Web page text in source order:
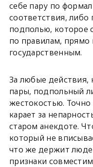
себе пару по
соответствия, либо
подполью, которое
по правилам,
государственным.
За любые
пары, подпольный
жестокостью. Точно
карает за
старом анекдоте.
который не
что же держит
признаки